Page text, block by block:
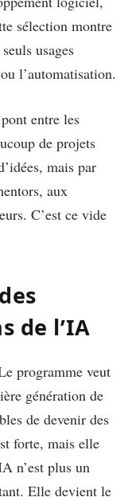
sélection montre
usages
l’automatisation.
entre les
de projets
mais par
aux
C’est ce vide
de l’IA
programme veut
génération de
de devenir des
forte, mais elle
n’est plus un
Elle devient le